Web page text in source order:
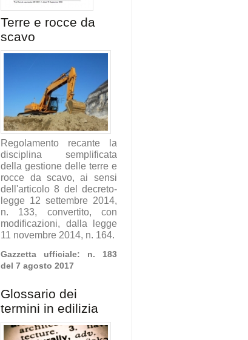
Terre e rocce da
scavo
Regolamento recante la
disciplina semplificata
della gestione delle terre e
rocce da scavo, ai sensi
dell'articolo 8 del decreto-
legge 12 settembre 2014,
n. 133, convertito, con
modificazioni, dalla legge
11 novembre 2014, n. 164.
Gazzetta ufficiale: n. 183
del 7 agosto 2017
Glossario dei
termini in edilizia